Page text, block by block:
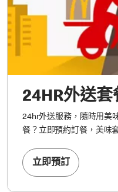
24HR外送套
24hr外送服務，隨時用美
餐？立即預約訂餐，美味
立即預訂